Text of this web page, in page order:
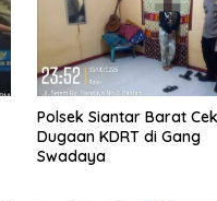
Polsek Siantar Barat
Dugaan KDRT di Gang
Swadaya